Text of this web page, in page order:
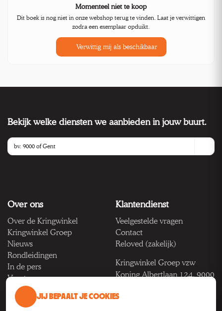
Momenteel niet te koop
Dit boek is nog niet in onze webshop terug te vinden. Laat je verwittigen
zodra een exemplaar opduikt.
Verwittig mij als beschikbaar
Bekijk welke diensten we aanbieden in jouw buurt.
Over ons
Over de Kringwinkel
Kringwinkel Groep
Nieuws
Rondleidingen
In de pers
Vacatures
Klantendienst
Veelgestelde vragen
Contact
Reloved (zakelijk)
Kringwinkel Groep vzw
Koning Albertlaan 124, 9000
BTW BE 1033.922.208
JIJ BEPAALT JE COOKIES